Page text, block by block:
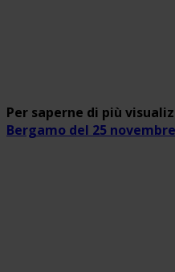
Per saperne di più
Bergamo del 25